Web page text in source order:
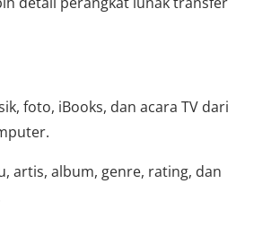
foto, iBooks, dan acara TV dari
artis, album, genre, rating, dan